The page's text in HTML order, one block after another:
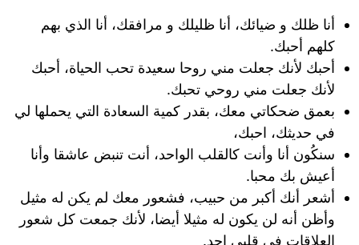
أنا ظلك و ضيائك، أنا ظليلك و مرافقك، أنا الذي بهم
كلهم أحبك.
أحبك لأنك جعلت مني روحا سعيدة تحب الحياة، أحبك
لأنك جعلت مني روحي تحبك.
بعمق ضحكاتي معك، بقدر كمية السعادة التي يحملها لي
في حديثك، احبك،
سنكُون أنا وأنت كالقلب الواحد، أنت تنبض عاشقا وأنا
أعيش بك محبا.
أشعر أنك أكبر من حبيب، فشعور معك لم يكن له مثيل
وأظن أنه لن يكون له مثيلا أيضا، لأنك جمعت كل شعور
العلاقات في قلبي احد.